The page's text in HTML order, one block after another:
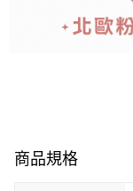
商品規格